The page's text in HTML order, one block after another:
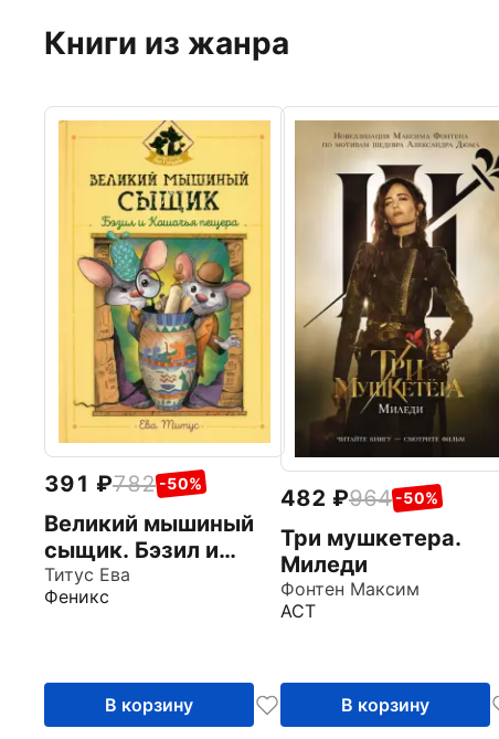
Книги из жанра
391 782 -50%
Великий мышиный
сыщик. Бэзил и
Кошачья пещера
Титус Ева
Феникс
В корзину
482 964 -50%
Три мушкетера.
Миледи
Фонтен Максим
АСТ
В корзину